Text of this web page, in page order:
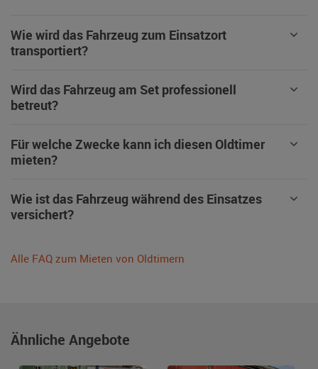
Wie wird das Fahrzeug zum Einsatzort
transportiert?
Wird das Fahrzeug am Set professionell
betreut?
Für welche Zwecke kann ich diesen Oldtimer
mieten?
Wie ist das Fahrzeug während des Einsatzes
versichert?
Alle FAQ zum Mieten von Oldtimern
Ähnliche Angebote